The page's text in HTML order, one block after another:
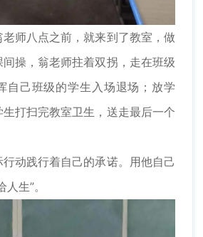
师八点之前，就来到了教室，做
操，翁老师拄着双拐，走在班级
自己班级的学生入场退场；放学
打扫完教室卫生，送走最后一个
动践行着自己的承诺。用他自己
生”。